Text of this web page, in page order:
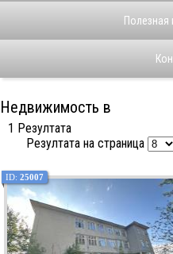
Недвижимость в
1 Резултата
Резултата на страница
ID: 25007